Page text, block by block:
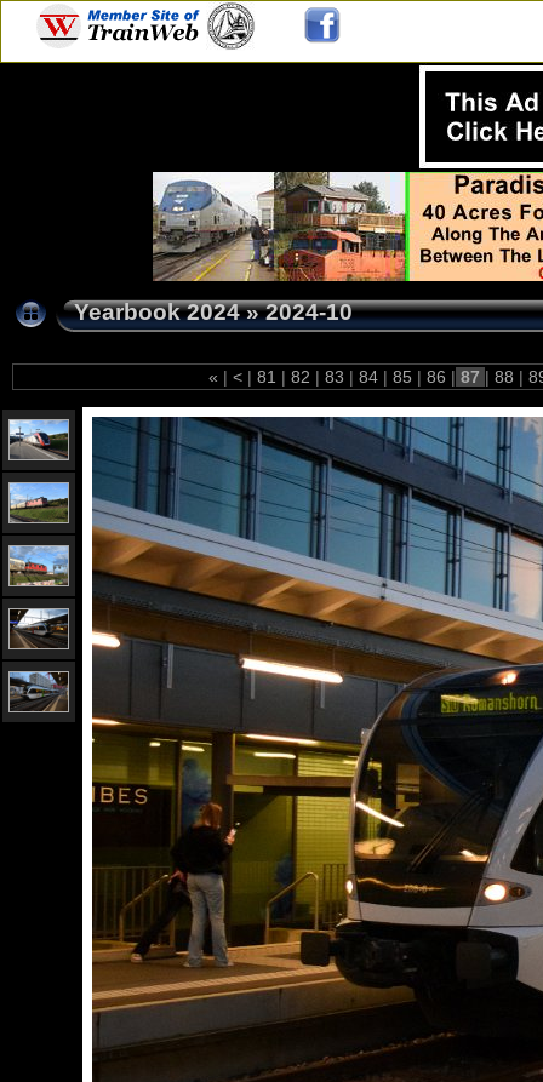
Yearbook 2024»2024-10
« | < | 81 | 82 | 83 | 84 | 85 | 86 | 87 | 88 |